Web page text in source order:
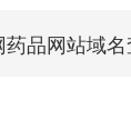
药品网站域